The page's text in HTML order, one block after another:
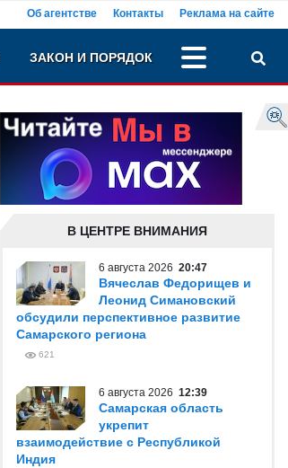
Об агентстве Контакты Реклама на сайте
ЗАКОН И ПОРЯДОК
В ЦЕНТРЕ ВНИМАНИЯ
6 августа 2026 20:47
Вячеслав Федорищев и
Леонид Симановский
обсудили перспективное развитие
Самарского региона
621
6 августа 2026 12:39
Самарская область
укрепит
взаимодействие с Республикой
Индия